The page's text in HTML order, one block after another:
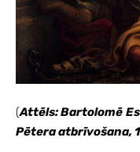
(Attēls: Bartolomē
Pētera atbrīvošana,